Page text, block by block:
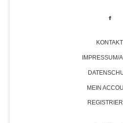
KONTAKT
IMPRESSUM/
MEIN